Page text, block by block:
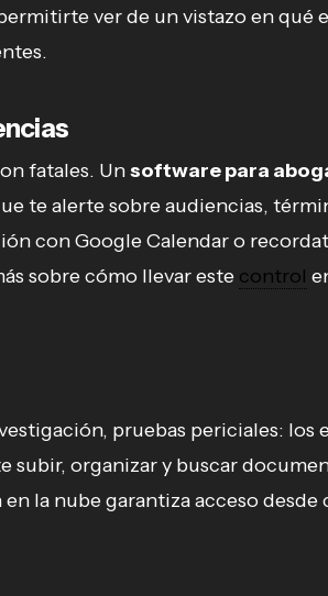
ver de un vistazo en qué
fatales. Unsoftware para
te alerte sobre audiencias,
con Google Calendar o
sobre cómo llevar este control
pruebas periciales: los
subir, organizar y buscar
la nube garantiza acceso